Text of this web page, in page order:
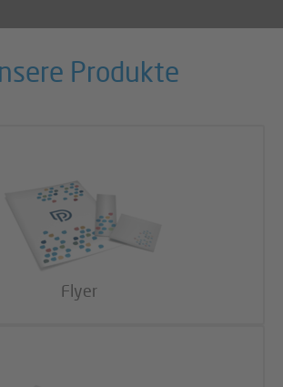
Produkte
Flyer